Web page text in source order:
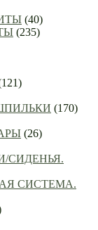
(40)
(235)
(170)
(26)
СИДЕНЬЯ.
СИСТЕМА.